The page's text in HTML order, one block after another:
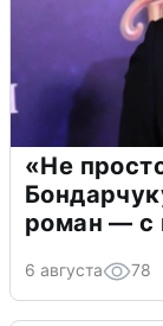
«Не
роман — с
6 августа 78